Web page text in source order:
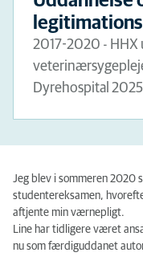
2017-2020 - HHX
Dyrehospital
Jeg blev i sommeren 2020
studentereksamen,
aftjente min værnepligt.
Line har tidligere været
nu som færdiguddanet